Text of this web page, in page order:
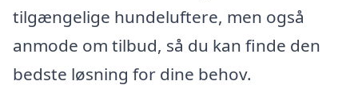
tilgængelige hundeluftere, men også
anmode om tilbud, så du kan finde den
bedste løsning for dine behov.